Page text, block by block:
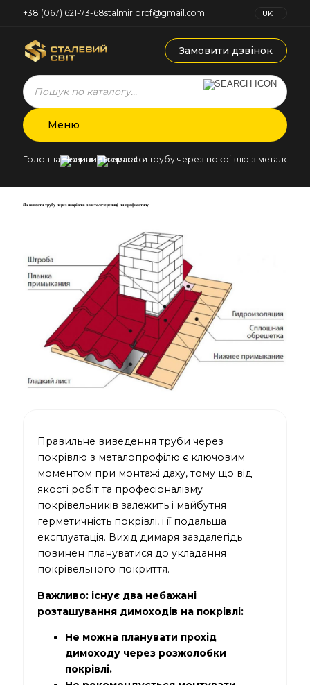
+38 (067) 621-73-68stalmir.prof@gmail.com
UK
Замовити дзвінок
Products
search
Меню
Головна Новини Як вивести трубу через покрівлю з
Як вивести трубу через покрівлю з металочерепиці чи профнастилу
Правильне виведення труби через
покрівлю з металопрофілю є ключовим
моментом при монтажі даху, тому що від
якості робіт та професіоналізму
покрівельників залежить і майбутня
герметичність покрівлі, і її подальша
експлуатація. Вихід димаря заздалегідь
повинен плануватися до укладання
покрівельного покриття.
Важливо: існує два небажані
розташування димоходів на покрівлі:
Не можна планувати прохід
димоходу через розжолобки
покрівлі.